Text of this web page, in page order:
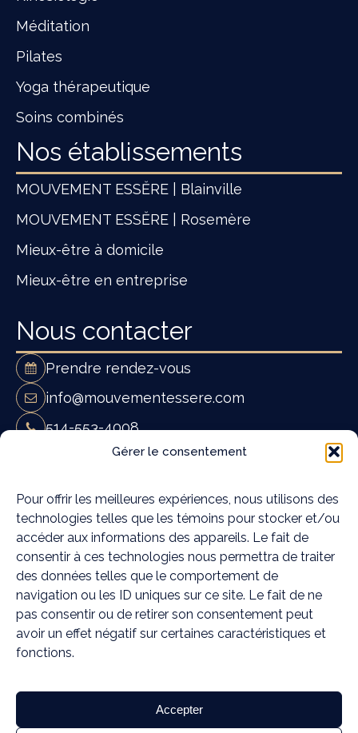
Gérer le consentement
Pour offrir les meilleures expériences, nous utilisons des
technologies telles que les témoins pour stocker et/ou
accéder aux informations des appareils. Le fait de
consentir à ces technologies nous permettra de traiter
des données telles que le comportement de
navigation ou les ID uniques sur ce site. Le fait de ne
pas consentir ou de retirer son consentement peut
avoir un effet négatif sur certaines caractéristiques et
fonctions.
Accepter
Méditation
Pilates
Yoga thérapeutique
Soins combinés
Nos établissements
MOUVEMENT ESSĔRE | Blainville
MOUVEMENT ESSĔRE | Rosemère
Mieux-être à domicile
Mieux-être en entreprise
Nous contacter
Prendre rendez-vous
info@mouvementessere.com
514-553-4008
Mouvement Essĕre - Ostéopathie et
19A Rue Françoise Loranger,
Blainville, QC J7C 4W6
Mouvement Essĕre - Ostéopathie et
massothérapie à Rosemère
372C Chem. de la Grande-Côte,
Rosemère, QC J7A 1K6
Médias sociaux
TERMES ET CONDITIONS